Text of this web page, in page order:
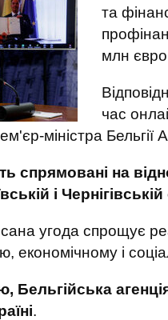
та
млн
час
міністра Бельгії
спрямовані на
і
угода спрощує
економічному і
Бельгійська
.